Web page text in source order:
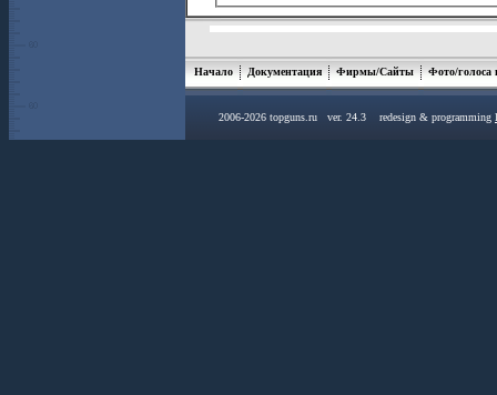
Начало Документация Фирмы/Сайты Фото/голоса
2006-2026 topguns.ru ver. 24.3 redesign & programming